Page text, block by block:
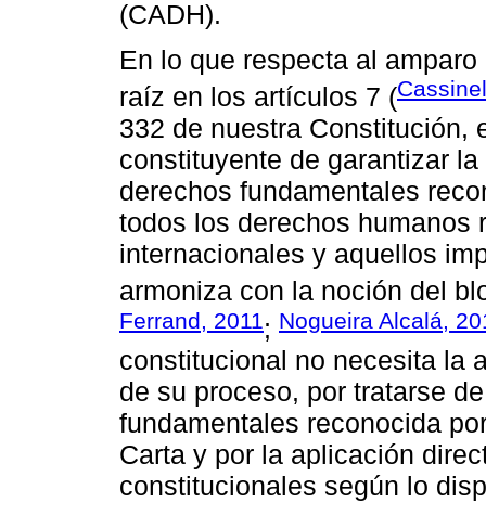
(CADH).
En lo que respecta al
raíz en los artículos 7 (
332 de nuestra Constitución,
constituyente de garantizar
derechos fundamentales
todos los derechos humanos
internacionales y aquellos
armoniza con la noción del
Ferrand, 2011; Nogueira Alcalá,
constitucional no necesita la
de su proceso, por tratarse
fundamentales reconocida
Carta y por la aplicación
constitucionales según lo